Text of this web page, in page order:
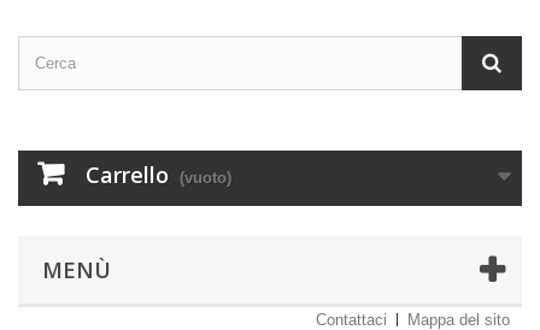
Carrello (vuoto)
MENÙ
Contattaci Mappa del sito